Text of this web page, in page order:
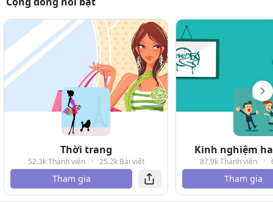
Thời trang
52.3k Thành viên · 25.2k Bài viết
Tham gia
Kinh nghiệm
87.9k Thành viên ·
Tham gia